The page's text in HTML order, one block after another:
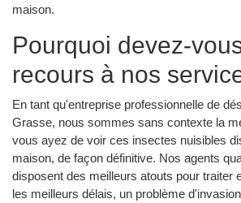
maison.
Pourquoi devez-
recours à nos
En tant qu'entreprise professionnelle de
Grasse, nous sommes sans contexte la
vous ayez de voir ces insectes nuisibles
maison, de façon définitive. Nos agents
disposent des meilleurs atouts pour traiter
les meilleurs délais, un problème